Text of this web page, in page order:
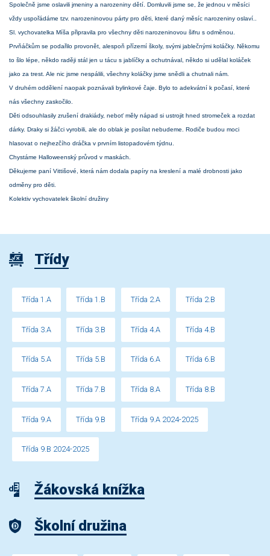
Společně jsme oslavili jmeniny a narozeniny dětí. Domluvili jsme se, že jednou v měsíci
vždy uspořádáme tzv. narozeninovou párty pro děti, které daný měsíc narozeniny oslaví..
Sl. vychovatelka Míša připravila pro všechny děti narozeninovou šifru s odměnou.
Prvňáčkům se podařilo provonět, alespoň přízemí školy, svými jablečnými koláčky. Někomu
to šlo lépe, někdo raději stál jen u tácu s jablíčky a ochutnával, někdo si udělal koláček
jako za trest. Ale nic jsme nespálili, všechny koláčky jsme snědli a chutnali nám.
V druhém oddělení naopak poznávali bylinkové čaje. Bylo to adekvátní k počasí, které
nás všechny zaskočilo.
Děti odsouhlasily zrušení drakiády, neboť měly nápad si ustrojit hned stromeček a rozdat
dárky. Draky si žáčci vyrobili, ale do oblak je posílat nebudeme. Rodiče budou moci
hlasovat o nejhezčího dráčka v prvním listopadovém týdnu.
Chystáme Halloweenský průvod v maskách.
Děkujeme paní Vittišové, která nám dodala papíry na kreslení a malé drobnosti jako
odměny pro děti.
Kolektiv vychovatelek školní družiny
Třídy
Třída 1.A Třída 1.B Třída 2.A Třída 2.B
Třída 3.A Třída 3.B Třída 4.A Třída 4.B
Třída 5.A Třída 5.B Třída 6.A Třída 6.B
Třída 7.A Třída 7.B Třída 8.A Třída 8.B
Třída 9.A Třída 9.B Třída 9.A 2024-2025
Třída 9.B 2024-2025
Žákovská knížka
Školní družina